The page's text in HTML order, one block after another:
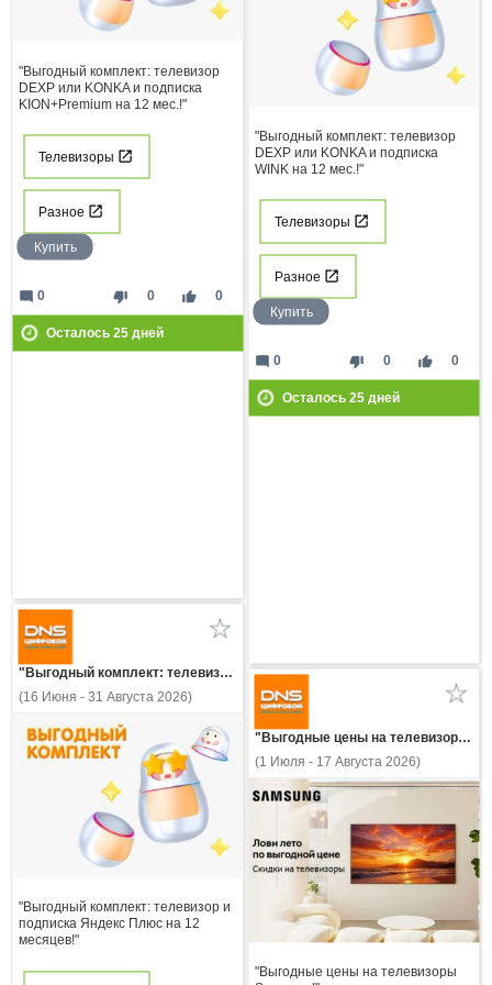
"Выгодный комплект: телевизор
DEXP или KONKA и подписка
KION+Premium на 12 мес.!"
Телевизоры
Разное
Купить
thumb_down 0 thumb_up 0
mode_comment 0
Осталось 25дней
"Выгодный комплект: телевизор
DEXP или KONKA и подписка
WINK на 12 мес.!"
Телевизоры
Разное
Купить
thumb_down 0 thumb_up 0
mode_comment 0
Осталось 25дней
"Выгодный комплект: телевизор и подписка Яндекс Плюс на 12 месяцев!"
(16 Июня - 31 Августа 2026)
"Выгодный комплект: телевизор и
подписка Яндекс Плюс на 12
месяцев!"
"Выгодные цены на телевизоры Samsung!"
(1 Июля - 17 Августа 2026)
"Выгодные цены на телевизоры